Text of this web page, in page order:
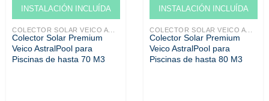
INSTALACIÓN INCLUÍDA
Venta solo ONLINE
COLECTOR SOLAR VEICO A...
Colector Solar Premium
Veico AstralPool para
Piscinas de hasta 70 M3
INSTALACIÓN INCLUÍDA
Venta solo ONLINE
COLECTOR SOLAR VEICO A...
Colector Solar Premium
Veico AstralPool para
Piscinas de hasta 80 M3